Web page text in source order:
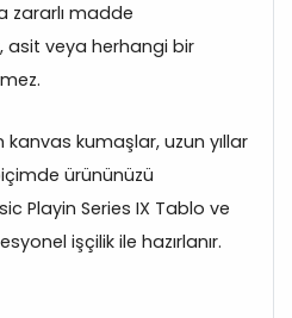
zararlı madde
asit veya herhangi bir
kumaşlar, uzun yıllar
ürününüzü
Playin Series IX Tablo ve
işçilik ile hazırlanır.